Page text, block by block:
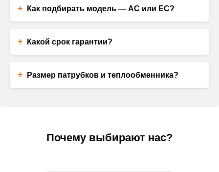
+ Как подбирать модель — AC или EC?
+ Какой срок гарантии?
+ Размер патрубков и теплообменника?
Почему выбирают нас?